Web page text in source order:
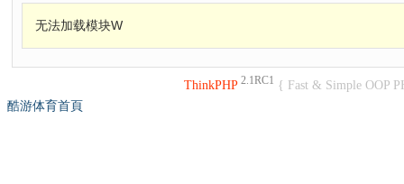
无法加载模块W
ThinkPHP 2.1RC1 { Fast & Simple OOP
酷游体育首頁